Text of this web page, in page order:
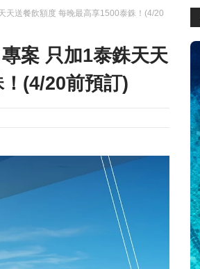
天送餐飲額度 每晚最高享1500泰銖！(4/20
案 只加1泰銖天天
(4/20前預訂)